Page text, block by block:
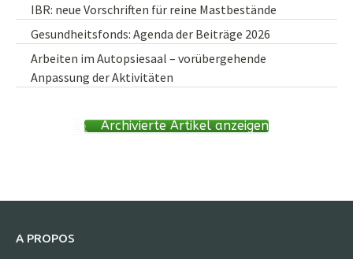
IBR: neue Vorschriften für reine Mastbestände
Gesundheitsfonds: Agenda der Beiträge 2026
Arbeiten im Autopsiesaal – vorübergehende
Anpassung der Aktivitäten
Archivierte Artikel anzeigen
A PROPOS